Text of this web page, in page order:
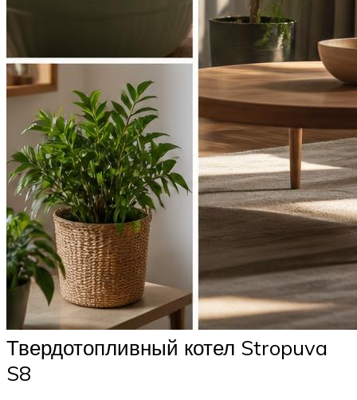
Твердотопливный котел Stropuva
S8